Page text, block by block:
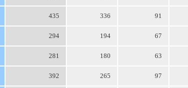
435 336 91
294 194 67
281 180 63
392 265 97